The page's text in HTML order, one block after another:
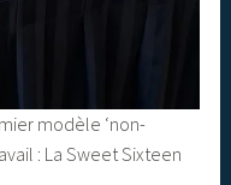
modèle ‘non-
: La Sweet Sixteen